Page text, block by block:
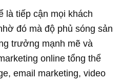
là tiếp cận mọi khách
đó mà độ phủ sóng sản
trưởng mạnh mẽ và
online tổng thể
email marketing, video